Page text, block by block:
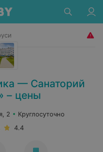
— Санаторий
– цены
2
Круглосуточно
4.4